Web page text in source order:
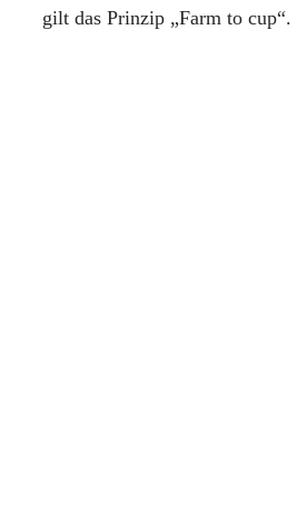
gilt das Prinzip „Farm to cup“.